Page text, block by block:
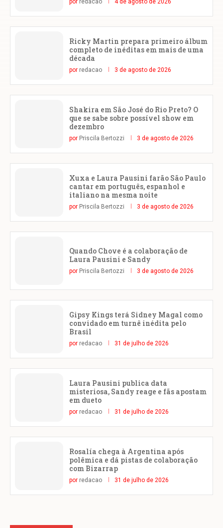
por redacao 4 de agosto de 2026
Ricky Martin prepara primeiro álbum
completo de inéditas em mais de uma
década
por redacao 3 de agosto de 2026
Shakira em São José do Rio Preto? O
que se sabe sobre possível show em
dezembro
por Priscila Bertozzi 3 de agosto de 2026
Xuxa e Laura Pausini farão São Paulo
cantar em português, espanhol e
italiano na mesma noite
por Priscila Bertozzi 3 de agosto de 2026
Quando Chove é a colaboração de
Laura Pausini e Sandy
por Priscila Bertozzi 3 de agosto de 2026
Gipsy Kings terá Sidney Magal como
convidado em turnê inédita pelo
Brasil
por redacao 31 de julho de 2026
Laura Pausini publica data
misteriosa, Sandy reage e fãs apostam
em dueto
por redacao 31 de julho de 2026
Rosalía chega à Argentina após
polêmica e dá pistas de colaboração
com Bizarrap
por redacao 31 de julho de 2026